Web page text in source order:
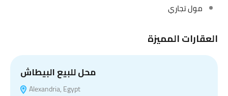
مول تجاري
العقارات المميزة
محل للبيع البيطاش
Alexandria, Egypt